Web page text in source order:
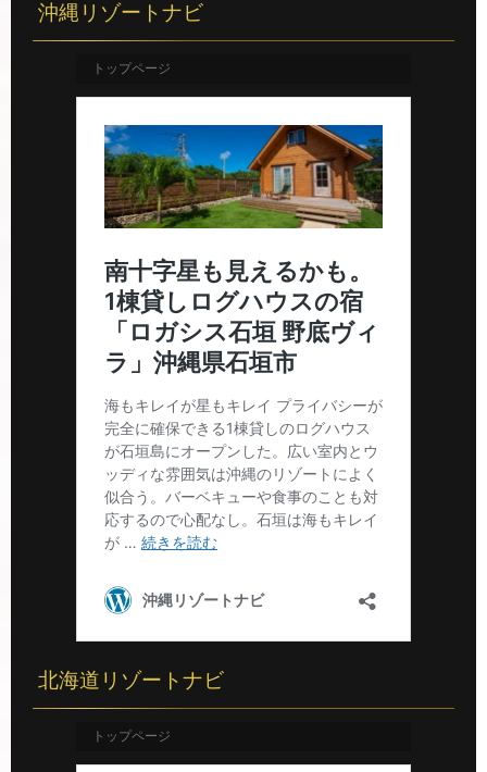
沖縄リゾートナビ
トップページ
北海道リゾートナビ
トップページ